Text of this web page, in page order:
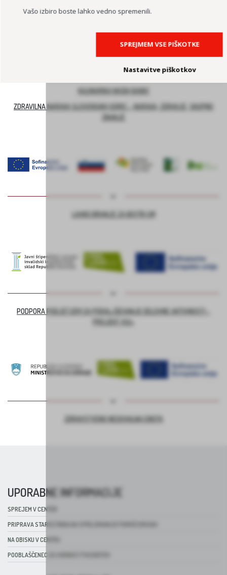
BEECOMMUNITY – SKUPNOST S ČEBELAMI IN NARAVO
KULINARIKA NAŠIH BABIC
ZDRAVILNA NARAVA SLOVENSKIH GORIC – NARAVA, ZDRAVJE, SKUPNO
ZNANJE
LAHKO BRANJE ZA BISTRI UM
PODPORA PODJETJEM ZA PODALJŠEVANJE DELOVNE AKTIVNOSTI –
PROJEKT ASI+
ZDRAVSTVENO NEGOVALNA ENOTA
UPORABNE INFORMACIJE
SPREJEM V CENTER
PRIPRAVA STAROSTNIKA NA SPREJEMANJE POMOČI DRUGIH
NA OBISKU V CENTRU
POOBLAŠČENEC ZA VARNOST PACIENTOV
Vašo izbiro boste lahko vedno spremenili.
SPREJMEM VSE PIŠKOTKE
Nastavitve piškotkov